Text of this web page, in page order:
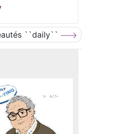
``daily``